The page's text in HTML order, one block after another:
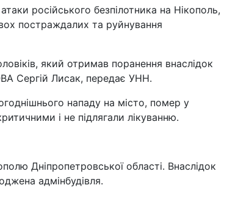
російського безпілотника на Нікополь,
постраждалих та руйнування
який отримав поранення внаслідок
Сергій Лисак, передає УНН.
нападу на місто, помер у
і не підлягали лікуванню.
Дніпропетровської області. Внаслідок
адмінбудівля.